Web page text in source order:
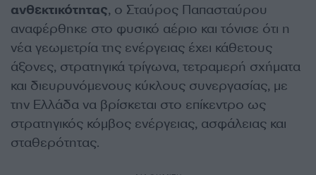
ανθεκτικότητας, ο Σταύρος Παπασταύρου
αναφέρθηκε στο φυσικό αέριο και τόνισε ότι η
νέα γεωμετρία της ενέργειας έχει κάθετους
άξονες, στρατηγικά τρίγωνα, τετραμερή σχήματα
και διευρυνόμενους κύκλους συνεργασίας, με
την Ελλάδα να βρίσκεται στο επίκεντρο ως
στρατηγικός κόμβος ενέργειας, ασφάλειας και
σταθερότητας.